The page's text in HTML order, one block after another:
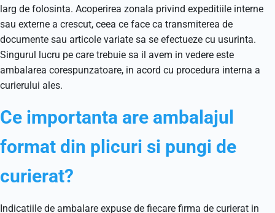
larg de folosinta. Acoperirea zonala privind expeditiile interne
sau externe a crescut, ceea ce face ca transmiterea de
documente sau articole variate sa se efectueze cu usurinta.
Singurul lucru pe care trebuie sa il avem in vedere este
ambalarea corespunzatoare, in acord cu procedura interna a
curierului ales.
Ce importanta are ambalajul
format din plicuri si pungi de
curierat?
Indicatiile de ambalare expuse de fiecare firma de curierat in